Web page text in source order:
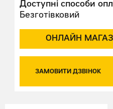
Доступні способи
Безготівковий
ОНЛАЙН
ЗАМОВИТИ ДЗВІНОК